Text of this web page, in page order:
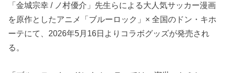
「金城宗幸 / ノ村優介」先生らによる大人気サッカー漫画
を原作としたアニメ「ブルーロック」× 全国のドン・キホ
ーテにて、2026年5月16日よりコラボグッズが発売され
る。